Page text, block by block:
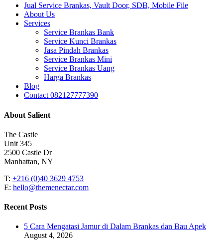
Close
Menu
Jual Service Brankas, Vault Door, SDB, Mobile File
About Us
Services
Service Brankas Bank
Service Kunci Brankas
Jasa Pindah Brankas
Service Brankas Mini
Service Brankas Uang
Harga Brankas
Blog
Contact 082127777390
About Salient
The Castle
Unit 345
2500 Castle Dr
Manhattan, NY
T: +216 (0)40 3629 4753
E: hello@themenectar.com
Recent Posts
5 Cara Mengatasi Jamur di Dalam Brankas dan Bau Apek
August 4, 2026